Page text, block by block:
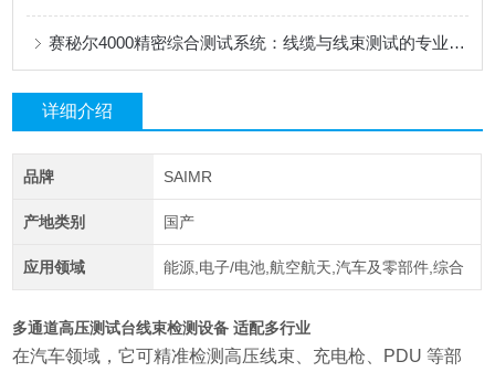
赛秘尔4000精密综合测试系统：线缆与线束测试的专业解决方案
详细介绍
品牌 SAIMR
产地类别 国产
应用领域 能源,电子/电池,航空航天,汽车及零部件,综合
多通道高压测试台线束检测设备 适配多行业
在汽车领域，它可精准检测高压线束、充电枪、PDU 等部